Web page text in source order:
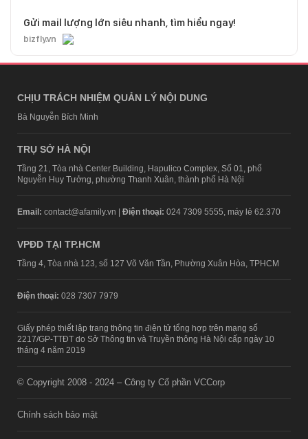
Gửi mail lượng lớn siêu nhanh, tìm hiểu ngay!
bizfly.vn
CHỊU TRÁCH NHIỆM QUẢN LÝ NỘI DUNG
Bà Nguyễn Bích Minh
TRỤ SỞ HÀ NỘI
Tầng 21, Tòa nhà Center Building, Hapulico Complex, Số 01, phố
Nguyễn Huy Tưởng, phường Thanh Xuân, thành phố Hà Nội
Email: contact@afamily.vn | Điện thoại: 024 7309 5555, máy lẻ 62.370
VPĐD TẠI TP.HCM
Tầng 4, Tòa nhà 123, số 127 Võ Văn Tần, Phường Xuân Hòa, TPHCM
Điện thoại: 028 7307 7979
Giấy phép thiết lập trang thông tin điện tử tổng hợp trên mạng số
2217/GP-TTĐT do Sở Thông tin và Truyền thông Hà Nội cấp ngày 10
tháng 4 năm 2019
© Copyright 2008 - 2024 – Công ty Cổ phần VCCorp
Chính sách bảo mật